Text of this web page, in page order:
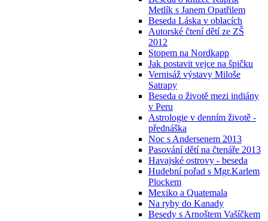
Metlík s Janem Opatřilem
Beseda Láska v oblacích
Autorské čtení dětí ze ZŠ
2012
Stopem na Nordkapp
Jak postavit vejce na špičku
Vernisáž výstavy Miloše
Satrapy
Beseda o životě mezi indiány
v Peru
Astrologie v denním životě -
přednáška
Noc s Andersenem 2013
Pasování dětí na čtenáře 2013
Havajské ostrovy - beseda
Hudební pořad s Mgr.Karlem
Plockem
Mexiko a Quatemala
Na ryby do Kanady
Besedy s Arnoštem Vašíčkem